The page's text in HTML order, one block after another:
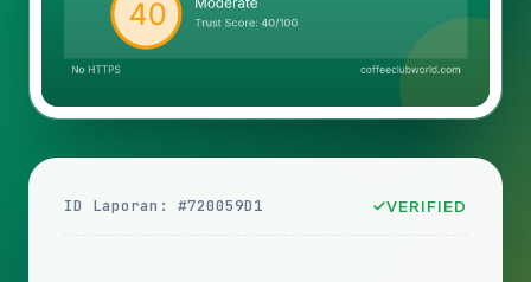
ID Laporan: #720059D1 VERIFIED